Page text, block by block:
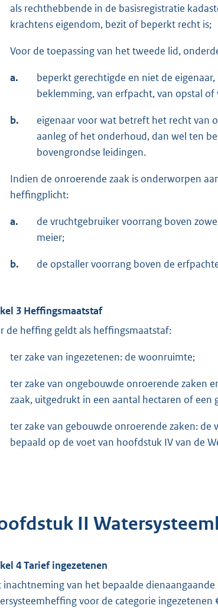
als rechthebbende in de basisregistratie
krachtens eigendom, bezit of beperkt recht is;
Voor de toepassing van het tweede lid,
a.
beperkt gerechtigde en niet de
beklemming, van erfpacht, van opstal of
b.
eigenaar voor wat betreft het recht van
aanleg of het onderhoud, dan wel ten
bovengrondse leidingen.
Indien de onroerende zaak is onderworpen
heffingplicht:
a.
de vruchtgebruiker voorrang boven
meier;
b. de opstaller voorrang boven de
3 Heffingsmaatstaf
de heffing geldt als heffingsmaatstaf:
ter zake van ingezetenen: de woonruimte;
ter zake van ongebouwde onroerende zaken
zaak, uitgedrukt in een aantal hectaren of een
ter zake van gebouwde onroerende zaken:
bepaald op de voet van hoofdstuk IV van de
II
4 Tarief ingezetenen
inachtneming van het bepaalde
voor de categorie